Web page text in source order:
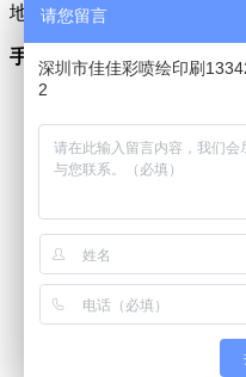
地 址：深圳市平湖街道富
手 机：166 7511 0122
微信咨询
微信公众号
请您留言
深圳市佳佳彩喷绘印刷
2